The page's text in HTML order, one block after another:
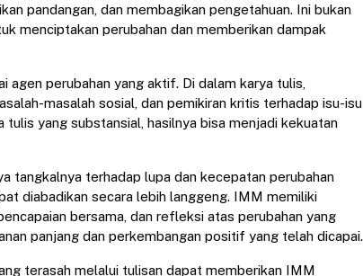
pandangan, dan membagikan pengetahuan. Ini bukan
menciptakan perubahan dan memberikan dampak
agen perubahan yang aktif. Di dalam karya tulis,
masalah sosial, dan pemikiran kritis terhadap isu-isu
yang substansial, hasilnya bisa menjadi kekuatan
tangkalnya terhadap lupa dan kecepatan perubahan
diabadikan secara lebih langgeng. IMM memiliki
bersama, dan refleksi atas perubahan yang
panjang dan perkembangan positif yang telah dicapai.
terasah melalui tulisan dapat memberikan IMM